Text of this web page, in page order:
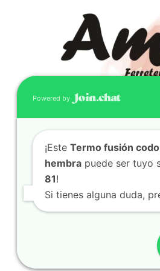
CONTACTO
(598) 099
Facebook
© 2021 – Ferretería AMI –
Viajar,
Powered by
¡Este Termo fusión
hembra puede ser tuyo
81!
Si tienes alguna duda,